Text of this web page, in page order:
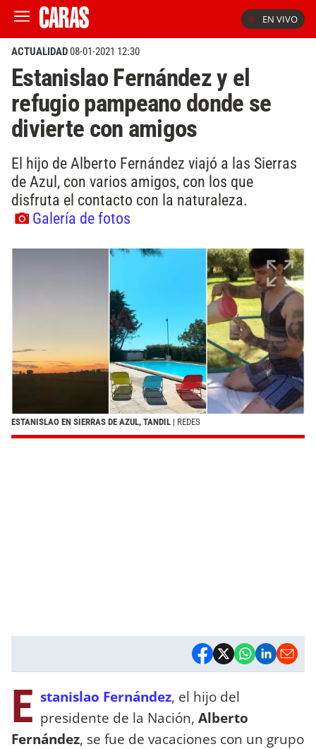
EN VIVO
ACTUALIDAD08-01-2021 12:30
Estanislao Fernández y el
refugio pampeano donde se
divierte con amigos
El hijo de Alberto Fernández viajó a las Sierras
de Azul, con varios amigos, con los que
disfruta el contacto con la naturaleza.
Galería de fotos
ESTANISLAO EN SIERRAS DE AZUL, TANDIL | REDES
E stanislao Fernández, el hijo del
presidente de la Nación, Alberto
Fernández, se fue de vacaciones con un grupo